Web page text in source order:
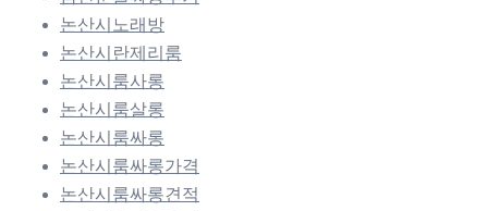
논산시노래방
논산시란제리룸
논산시룸사롱
논산시룸살롱
논산시룸싸롱
논산시룸싸롱가격
논산시룸싸롱견적